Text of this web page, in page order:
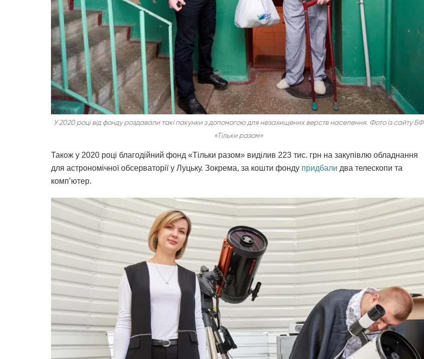
У 2020 році від фонду роздавали такі пакунки з допомогою для незахищених верств населення. Фото із сайту БФ
«Тільки разом»
Також у 2020 році благодійний фонд «Тільки разом» виділив 223 тис. грн на закупівлю обладнання
для астрономічної обсерваторії у Луцьку. Зокрема, за кошти фонду придбали два телескопи та
комп’ютер.